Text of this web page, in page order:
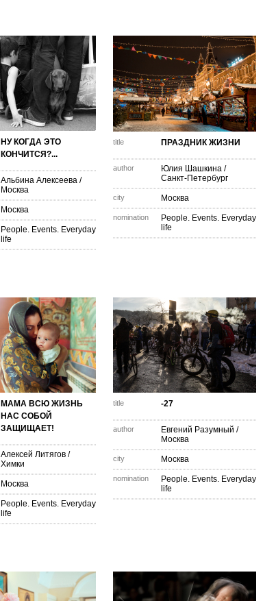
НУ КОГДА ЭТО
КОНЧИТСЯ?...
Альбина Алексеева /
Москва
Москва
People. Events. Everyday
life
title ПРАЗДНИК ЖИЗНИ
author Юлия Шашкина /
Санкт-Петербург
city Москва
nomination
People. Events. Everyday
life
МАМА ВСЮ ЖИЗНЬ
НАС СОБОЙ
ЗАЩИЩАЕТ!
Алексей Литягов /
Химки
Москва
People. Events. Everyday
life
title -27
author Евгений Разумный /
Москва
city Москва
nomination
People. Events. Everyday
life